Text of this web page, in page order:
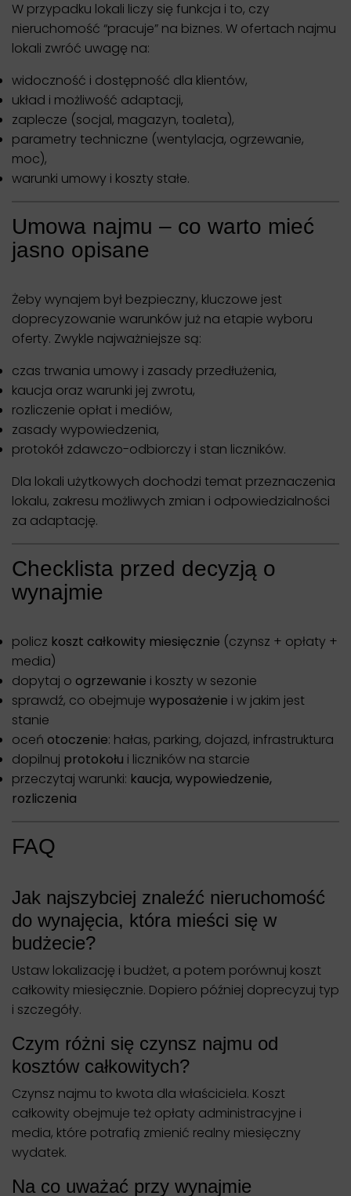
W przypadku lokali liczy się funkcja i to, czy
nieruchomość “pracuje” na biznes. W ofertach najmu
lokali zwróć uwagę na:
widoczność i dostępność dla klientów,
układ i możliwość adaptacji,
zaplecze (socjal, magazyn, toaleta),
parametry techniczne (wentylacja, ogrzewanie,
moc),
warunki umowy i koszty stałe.
Umowa najmu – co warto mieć
jasno opisane
Żeby wynajem był bezpieczny, kluczowe jest
doprecyzowanie warunków już na etapie wyboru
oferty. Zwykle najważniejsze są:
czas trwania umowy i zasady przedłużenia,
kaucja oraz warunki jej zwrotu,
rozliczenie opłat i mediów,
zasady wypowiedzenia,
protokół zdawczo-odbiorczy i stan liczników.
Dla lokali użytkowych dochodzi temat przeznaczenia
lokalu, zakresu możliwych zmian i odpowiedzialności
za adaptację.
Checklista przed decyzją o
wynajmie
policz koszt całkowity miesięcznie (czynsz + opłaty +
media)
dopytaj o ogrzewanie i koszty w sezonie
sprawdź, co obejmuje wyposażenie i w jakim jest
stanie
oceń otoczenie: hałas, parking, dojazd, infrastruktura
dopilnuj protokołu i liczników na starcie
przeczytaj warunki: kaucja, wypowiedzenie,
rozliczenia
FAQ
Jak najszybciej znaleźć nieruchomość
do wynajęcia, która mieści się w
budżecie?
Ustaw lokalizację i budżet, a potem porównuj koszt
całkowity miesięcznie. Dopiero później doprecyzuj typ
i szczegóły.
Czym różni się czynsz najmu od
kosztów całkowitych?
Czynsz najmu to kwota dla właściciela. Koszt
całkowity obejmuje też opłaty administracyjne i
media, które potrafią zmienić realny miesięczny
wydatek.
Na co uważać przy wynajmie